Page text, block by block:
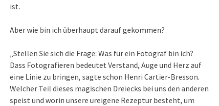
ist.
Aber wie bin ich überhaupt darauf gekommen?
„Stellen Sie sich die Frage: Was für ein Fotograf bin ich?
Dass Fotografieren bedeutet Verstand, Auge und Herz auf
eine Linie zu bringen, sagte schon Henri Cartier-Bresson.
Welcher Teil dieses magischen Dreiecks bei uns den anderen
speist und worin unsere ureigene Rezeptur besteht, um